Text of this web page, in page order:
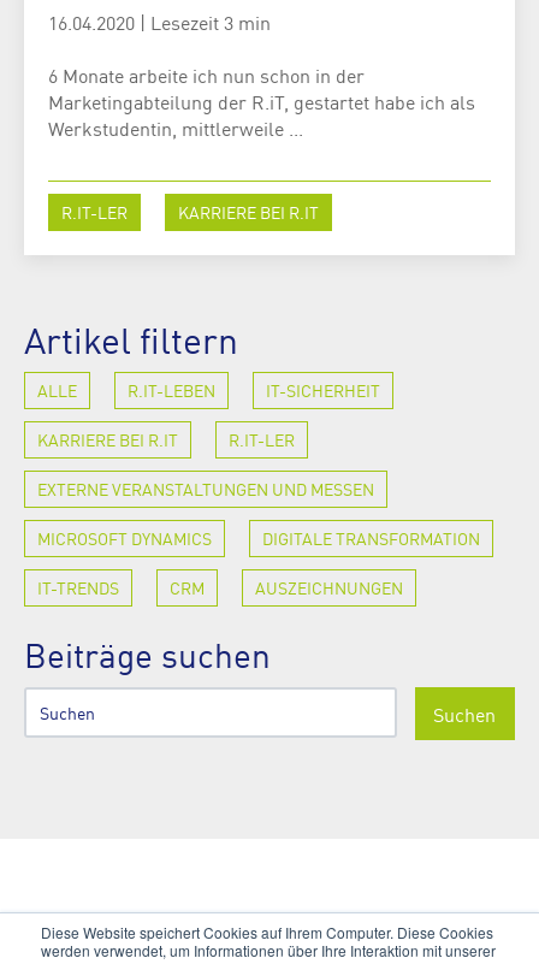
Diese Website speichert Cookies auf Ihrem Computer. Diese Cookies
werden verwendet, um Informationen über Ihre Interaktion mit unserer
16.04.2020 | Lesezeit 3 min
6 Monate arbeite ich nun schon in der
Marketingabteilung der R.iT, gestartet habe ich als
Werkstudentin, mittlerweile ...
R.IT-LER KARRIERE BEI R.IT
Artikel filtern
ALLE R.IT-LEBEN IT-SICHERHEIT
KARRIERE BEI R.IT R.IT-LER
EXTERNE VERANSTALTUNGEN UND MESSEN
MICROSOFT DYNAMICS DIGITALE TRANSFORMATION
IT-TRENDS CRM AUSZEICHNUNGEN
Beiträge suchen
Suchen
5 6 7 8 9